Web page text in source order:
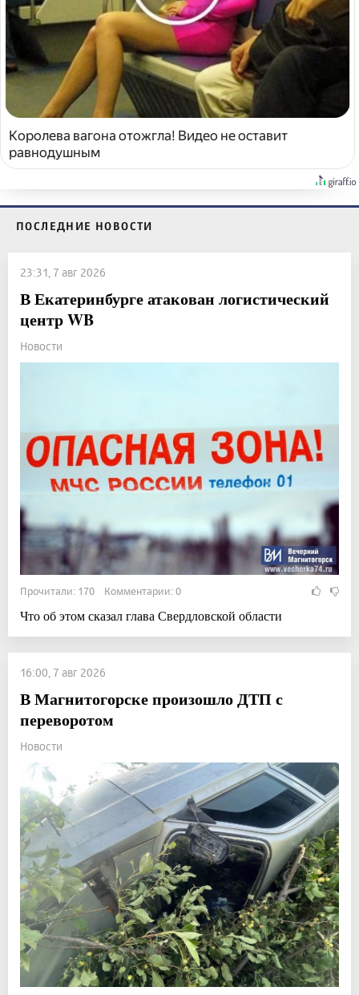
Королева вагона отожгла! Видео не оставит
равнодушным
ПОСЛЕДНИЕ НОВОСТИ
23:31, 7 авг 2026
В Екатеринбурге атакован логистический
центр WB
Новости
Прочитали: 170 Комментарии: 0
Что об этом сказал глава Свердловской области
16:00, 7 авг 2026
В Магнитогорске произошло ДТП с
переворотом
Новости